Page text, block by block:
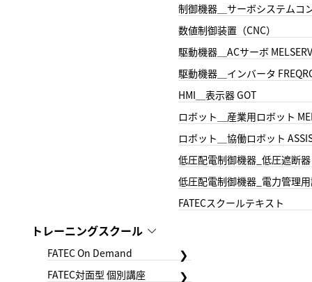
制御機器＿サーボシステムコ
数値制御装置（CNC）
駆動機器＿ACサーボ
駆動機器＿インバータ
HMI＿表示器 GOT
ロボット＿産業用ロボット
ロボット＿協働ロボット
低圧配電制御機器_低圧遮断器
低圧配電制御機器_電力管理
FATECスクールテキスト
トレーニングスクール
FATEC On Demand
FATEC対面型 個別講座